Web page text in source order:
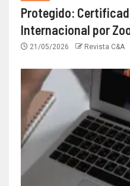
Protegido:
Internacional por
21/05/2026 Revista C&A